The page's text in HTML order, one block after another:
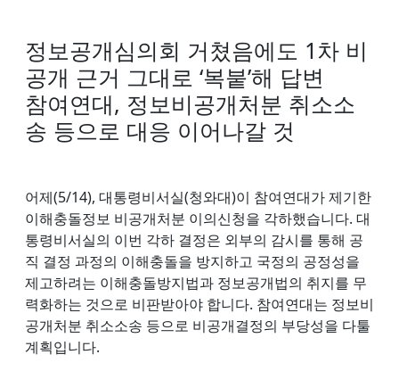
정보공개심의회 거쳤음에도 1차 비
공개 근거 그대로 ‘복붙’해 답변
참여연대, 정보비공개처분 취소소
송 등으로 대응 이어나갈 것
어제(5/14), 대통령비서실(청와대)이 참여연대가 제기한
이해충돌정보 비공개처분 이의신청을 각하했습니다. 대
통령비서실의 이번 각하 결정은 외부의 감시를 통해 공
직 결정 과정의 이해충돌을 방지하고 국정의 공정성을
제고하려는 이해충돌방지법과 정보공개법의 취지를 무
력화하는 것으로 비판받아야 합니다. 참여연대는 정보비
공개처분 취소소송 등으로 비공개결정의 부당성을 다툴
계획입니다.